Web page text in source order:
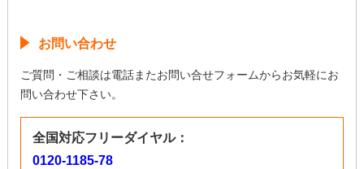
お問い合わせ
ご質問・ご相談は電話またお問い合せフォームからお気軽にお
問い合わせ下さい。
全国対応フリーダイヤル：
0120-1185-78